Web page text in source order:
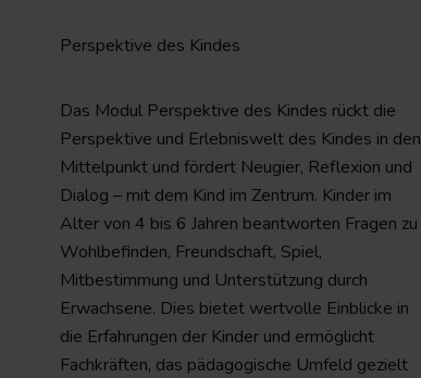
Perspektive des Kindes
Das Modul Perspektive des Kindes rückt die
Perspektive und Erlebniswelt des Kindes in den
Mittelpunkt und fördert Neugier, Reflexion und
Dialog – mit dem Kind im Zentrum. Kinder im
Alter von 4 bis 6 Jahren beantworten Fragen zu
Wohlbefinden, Freundschaft, Spiel,
Mitbestimmung und Unterstützung durch
Erwachsene. Dies bietet wertvolle Einblicke in
die Erfahrungen der Kinder und ermöglicht
Fachkräften, das pädagogische Umfeld gezielt